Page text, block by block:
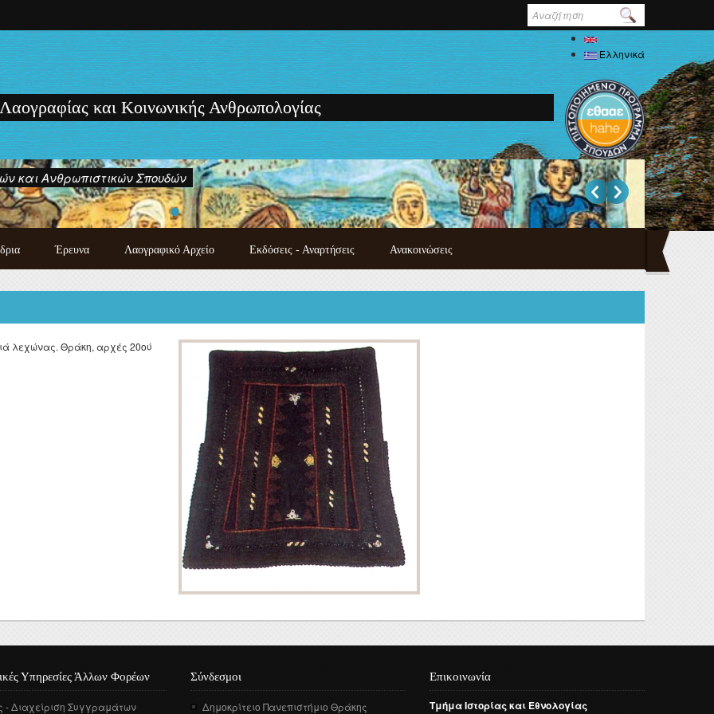
Φόρμα
αναζήτησηςEnglish
Ελληνικά
και Ανθρωπιστικών Σπουδών
και Κοινωνικής Ανθρωπολογίας
Έρευνα Λαογραφικό Αρχείο
Κατάλογος χειρογράφων
Τεκμηρίωση
Εκδόσεις - Αναρτήσεις
Εκδόσεις των μελών του
Συνεδρίων και Ημερίδων
Ηλεκτρονική Θρακική
Βιβλιογραφία
Ανακοινώσεις
λεχώνας. Θράκη, αρχές 20ού
Υπηρεσίες Άλλων Φορέων
- Διαχείριση Συγγραμάτων
Σύνδεσμοι
Δημοκρίτειο Πανεπιστήμιο Θράκης
Επικοινωνία
ΤμήμαΙστορίαςκαι Εθνολογίας